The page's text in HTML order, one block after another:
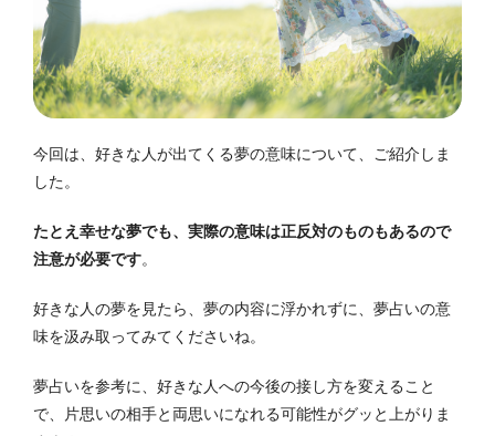
今回は、好きな人が出てくる夢の意味について、ご紹介しま
した。
たとえ幸せな夢でも、実際の意味は正反対のものもあるので
注意が必要です。
好きな人の夢を見たら、夢の内容に浮かれずに、夢占いの意
味を汲み取ってみてくださいね。
夢占いを参考に、好きな人への今後の接し方を変えること
で、片思いの相手と両思いになれる可能性がグッと上がりま